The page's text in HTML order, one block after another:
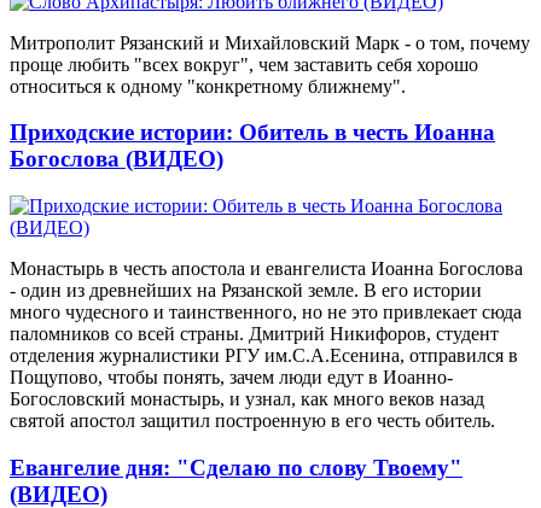
Митрополит Рязанский и Михайловский Марк - о том, почему
проще любить "всех вокруг", чем заставить себя хорошо
относиться к одному "конкретному ближнему".
Приходские истории: Обитель в честь Иоанна
Богослова (ВИДЕО)
Монастырь в честь апостола и евангелиста Иоанна Богослова
- один из древнейших на Рязанской земле. В его истории
много чудесного и таинственного, но не это привлекает сюда
паломников со всей страны. Дмитрий Никифоров, студент
отделения журналистики РГУ им.С.А.Есенина, отправился в
Пощупово, чтобы понять, зачем люди едут в Иоанно-
Богословский монастырь, и узнал, как много веков назад
святой апостол защитил построенную в его честь обитель.
Евангелие дня: "Сделаю по слову Твоему"
(ВИДЕО)